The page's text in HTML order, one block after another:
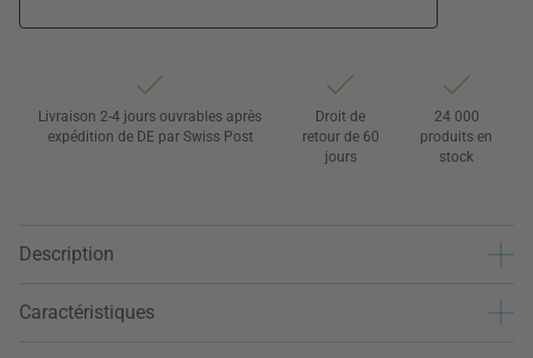
Livraison 2-4 jours ouvrables après
expédition de DE par Swiss Post
Droit de
retour de 60
jours
24 000
produits en
stock
Description
Caractéristiques